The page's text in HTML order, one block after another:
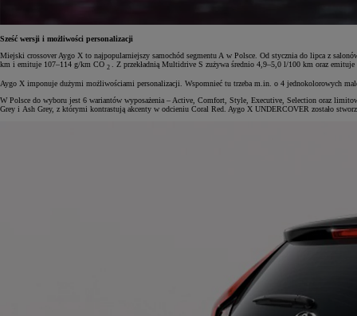
Sześć wersji i możliwości personalizacji
Miejski crossover Aygo X to najpopularniejszy samochód segmentu A w Polsce. Od stycznia do lipca z
km i emituje 107–114 g/km CO 2 . Z przekładnią Multidrive S zużywa średnio 4,9–5,0 l/100 km oraz
Aygo X imponuje dużymi możliwościami personalizacji. Wspomnieć tu trzeba m.in. o 4 jednokolorowych
W Polsce do wyboru jest 6 wariantów wyposażenia – Active, Comfort, Style, Executive, Selection oraz
Grey i Ash Grey, z którymi kontrastują akcenty w odcieniu Coral Red. Aygo X UNDERCOVER zostało